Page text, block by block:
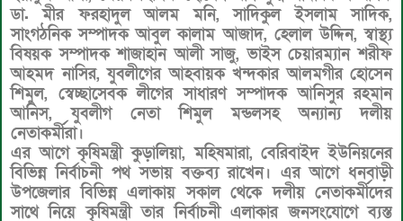
ডা. মীর ফরহাদুল আলম মনি, সাদিকুল ইসলাম সাদিক,
সাংগঠনিক সম্পাদক আবুল কালাম আজাদ, হেলাল উদ্দিন, স্বাস্থ্য
বিষয়ক সম্পাদক শাজাহান আলী সাজু, ভাইস চেয়ারম্যান শরীফ
আহমদ নাসির, যুবলীগের আহবায়ক খন্দকার আলমগীর হোসেন
শিমুল, স্বেচ্ছাসেবক লীগের সাধারণ সম্পাদক আনিসুর রহমান
আনিস, যুবলীগ নেতা শিমুল মন্ডলসহ অন্যান্য দলীয়
নেতাকর্মীরা।
এর আগে কৃষিমন্ত্রী কুড়ালিয়া, মহিষমারা, বেরিবাইদ ইউনিয়নের
বিভিন্ন নির্বাচনী পথ সভায় বক্তব্য রাখেন। এর আগে ধনবাড়ী
উপজেলার বিভিন্ন এলাকায় সকাল থেকে দলীয় নেতাকর্মীদের
সাথে নিয়ে কৃষিমন্ত্রী তার নির্বাচনী এলাকার জনসংযোগে ব্যস্ত